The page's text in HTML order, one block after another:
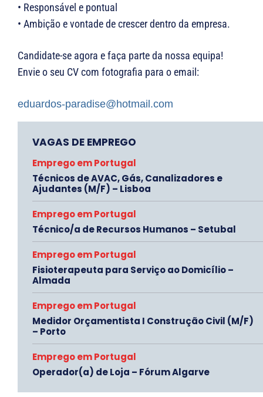
• Responsável e pontual
• Ambição e vontade de crescer dentro da empresa.
Candidate-se agora e faça parte da nossa equipa!
Envie o seu CV com fotografia para o email:
eduardos-paradise@hotmail.com
VAGAS DE EMPREGO
Emprego em Portugal
Técnicos de AVAC, Gás, Canalizadores e
Ajudantes (M/F) – Lisboa
Emprego em Portugal
Técnico/a de Recursos Humanos – Setubal
Emprego em Portugal
Fisioterapeuta para Serviço ao Domicílio –
Almada
Emprego em Portugal
Medidor Orçamentista I Construção Civil (M/F)
– Porto
Emprego em Portugal
Operador(a) de Loja – Fórum Algarve